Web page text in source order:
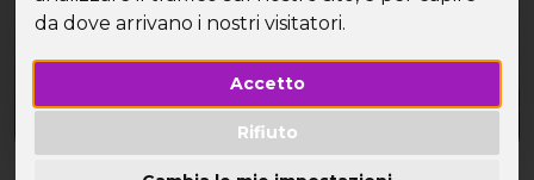
da dove arrivano i nostri visitatori.
Accetto
Rifiuto
la tua vacanza!